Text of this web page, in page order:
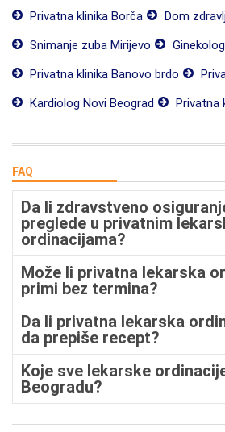
Privatna klinika Borča
Dom
Snimanje zuba Mirijevo
Privatna klinika Banovo brdo
Kardiolog Novi Beograd
Privatna
FAQ
Da li zdravstveno
preglede u privatnim
ordinacijama?
Može li privatna lekarska
primi bez termina?
Da li privatna lekarska
da prepiše recept?
Koje sve lekarske
Beogradu?